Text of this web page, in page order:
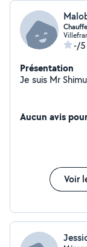
-/5
Présentation
Je suis Mr
Aucun avis
Voir